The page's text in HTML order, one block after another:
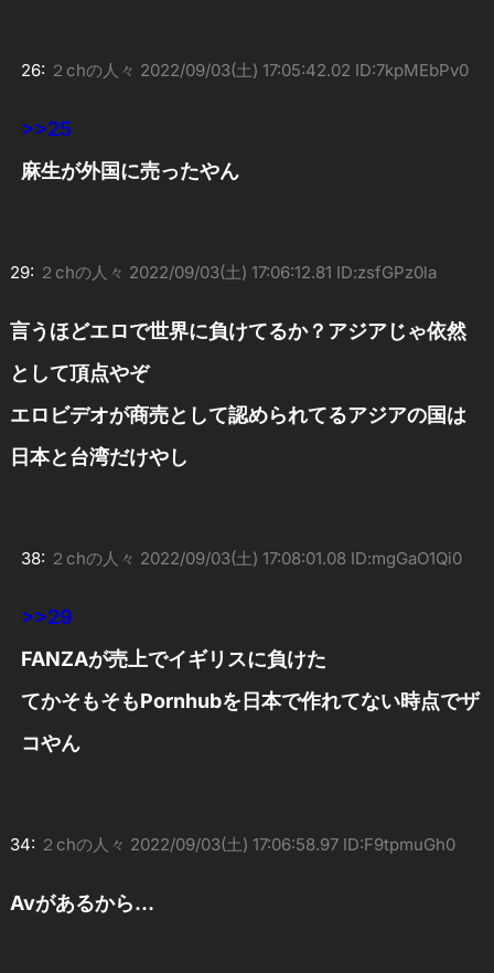
26: ２chの人々 2022/09/03(土) 17:05:42.02 ID:7kpMEbPv0
>>25
麻生が外国に売ったやん
29: ２chの人々 2022/09/03(土) 17:06:12.81 ID:zsfGPz0la
言うほどエロで世界に負けてるか？アジアじゃ依然
として頂点やぞ
エロビデオが商売として認められてるアジアの国は
日本と台湾だけやし
38: ２chの人々 2022/09/03(土) 17:08:01.08 ID:mgGaO1Qi0
>>29
FANZAが売上でイギリスに負けた
てかそもそもPornhubを日本で作れてない時点でザ
コやん
34: ２chの人々 2022/09/03(土) 17:06:58.97 ID:F9tpmuGh0
Avがあるから…